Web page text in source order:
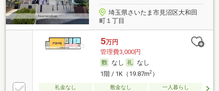
埼玉県さいたま市見沼区大和田
町１丁目
5万円
管理費3,000円
なし
なし
1階 / 1K（19.87m2）
礼金なし 敷金なし 一人暮らし